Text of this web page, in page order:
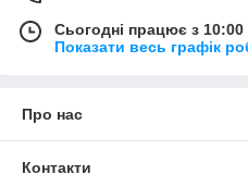
Сьогодні працює з
Показати весь графік
Про нас
Контакти